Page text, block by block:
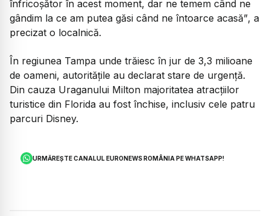
înfricoșător în acest moment, dar ne temem când ne
gândim la ce am putea găsi când ne întoarce acasă”, a
precizat o localnică.
În regiunea Tampa unde trăiesc în jur de 3,3 milioane
de oameni, autoritățile au declarat stare de urgență.
Din cauza Uraganului Milton majoritatea atracțiilor
turistice din Florida au fost închise, inclusiv cele patru
parcuri Disney.
URMĂREȘTE CANALUL EURONEWS ROMÂNIA PE WHATSAPP!